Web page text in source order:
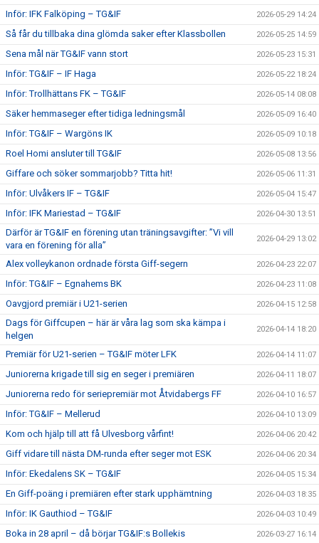
Inför: IFK Falköping – TG&IF 2026-05-29 14:24
Så får du tillbaka dina glömda saker efter Klassbollen 2026-05-25 14:59
Sena mål när TG&IF vann stort 2026-05-23 15:31
Inför: TG&IF – IF Haga 2026-05-22 18:24
Inför: Trollhättans FK – TG&IF 2026-05-14 08:08
Säker hemmaseger efter tidiga ledningsmål 2026-05-09 16:40
Inför: TG&IF – Wargöns IK 2026-05-09 10:18
Roel Homi ansluter till TG&IF 2026-05-08 13:56
Giffare och söker sommarjobb? Titta hit! 2026-05-06 11:31
Inför: Ulvåkers IF – TG&IF 2026-05-04 15:47
Inför: IFK Mariestad – TG&IF 2026-04-30 13:51
Därför är TG&IF en förening utan träningsavgifter: ”Vi vill
vara en förening för alla”
2026-04-29 13:02
Alex volleykanon ordnade första Giff-segern 2026-04-23 22:07
Inför: TG&IF – Egnahems BK 2026-04-23 11:08
Oavgjord premiär i U21-serien 2026-04-15 12:58
Dags för Giffcupen – här är våra lag som ska kämpa i
helgen
2026-04-14 18:20
Premiär för U21-serien – TG&IF möter LFK 2026-04-14 11:07
Juniorerna krigade till sig en seger i premiären 2026-04-11 18:07
Juniorerna redo för seriepremiär mot Åtvidabergs FF 2026-04-10 16:57
Inför: TG&IF – Mellerud 2026-04-10 13:09
Kom och hjälp till att få Ulvesborg vårfint! 2026-04-06 20:42
Giff vidare till nästa DM-runda efter seger mot ESK 2026-04-06 20:34
Inför: Ekedalens SK – TG&IF 2026-04-05 15:34
En Giff-poäng i premiären efter stark upphämtning 2026-04-03 18:35
Inför: IK Gauthiod – TG&IF 2026-04-03 10:49
Boka in 28 april – då börjar TG&IF:s Bollekis 2026-03-27 16:14